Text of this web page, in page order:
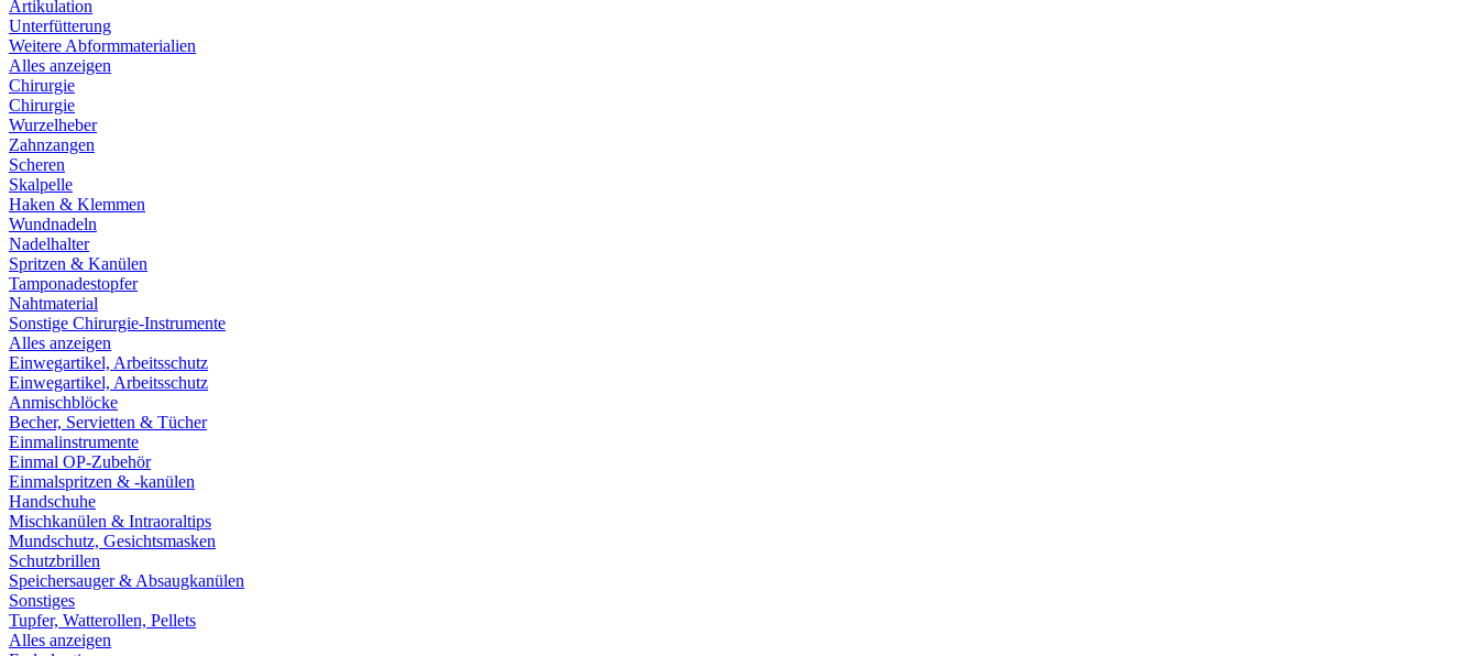
Artikulation
Unterfütterung
Weitere Abformmaterialien
Alles anzeigen
Chirurgie
Chirurgie
Wurzelheber
Zahnzangen
Scheren
Skalpelle
Haken & Klemmen
Wundnadeln
Nadelhalter
Spritzen & Kanülen
Tamponadestopfer
Nahtmaterial
Sonstige Chirurgie-Instrumente
Alles anzeigen
Einwegartikel, Arbeitsschutz
Einwegartikel, Arbeitsschutz
Anmischblöcke
Becher, Servietten & Tücher
Einmalinstrumente
Einmal OP-Zubehör
Einmalspritzen & -kanülen
Handschuhe
Mischkanülen & Intraoraltips
Mundschutz, Gesichtsmasken
Schutzbrillen
Speichersauger & Absaugkanülen
Sonstiges
Tupfer, Watterollen, Pellets
Alles anzeigen